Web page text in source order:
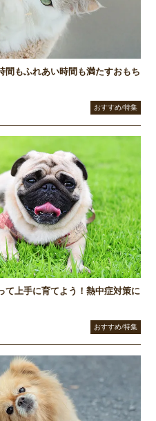
間もふれあい時間も満たすおもち
おすすめ/特集
て上手に育てよう！熱中症対策に
おすすめ/特集